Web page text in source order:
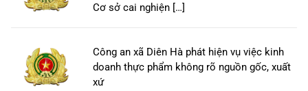
Cơ sở cai nghiện […]
Công an xã Diên Hà phát hiện vụ việc kinh
doanh thực phẩm không rõ nguồn gốc, xuất
xứ